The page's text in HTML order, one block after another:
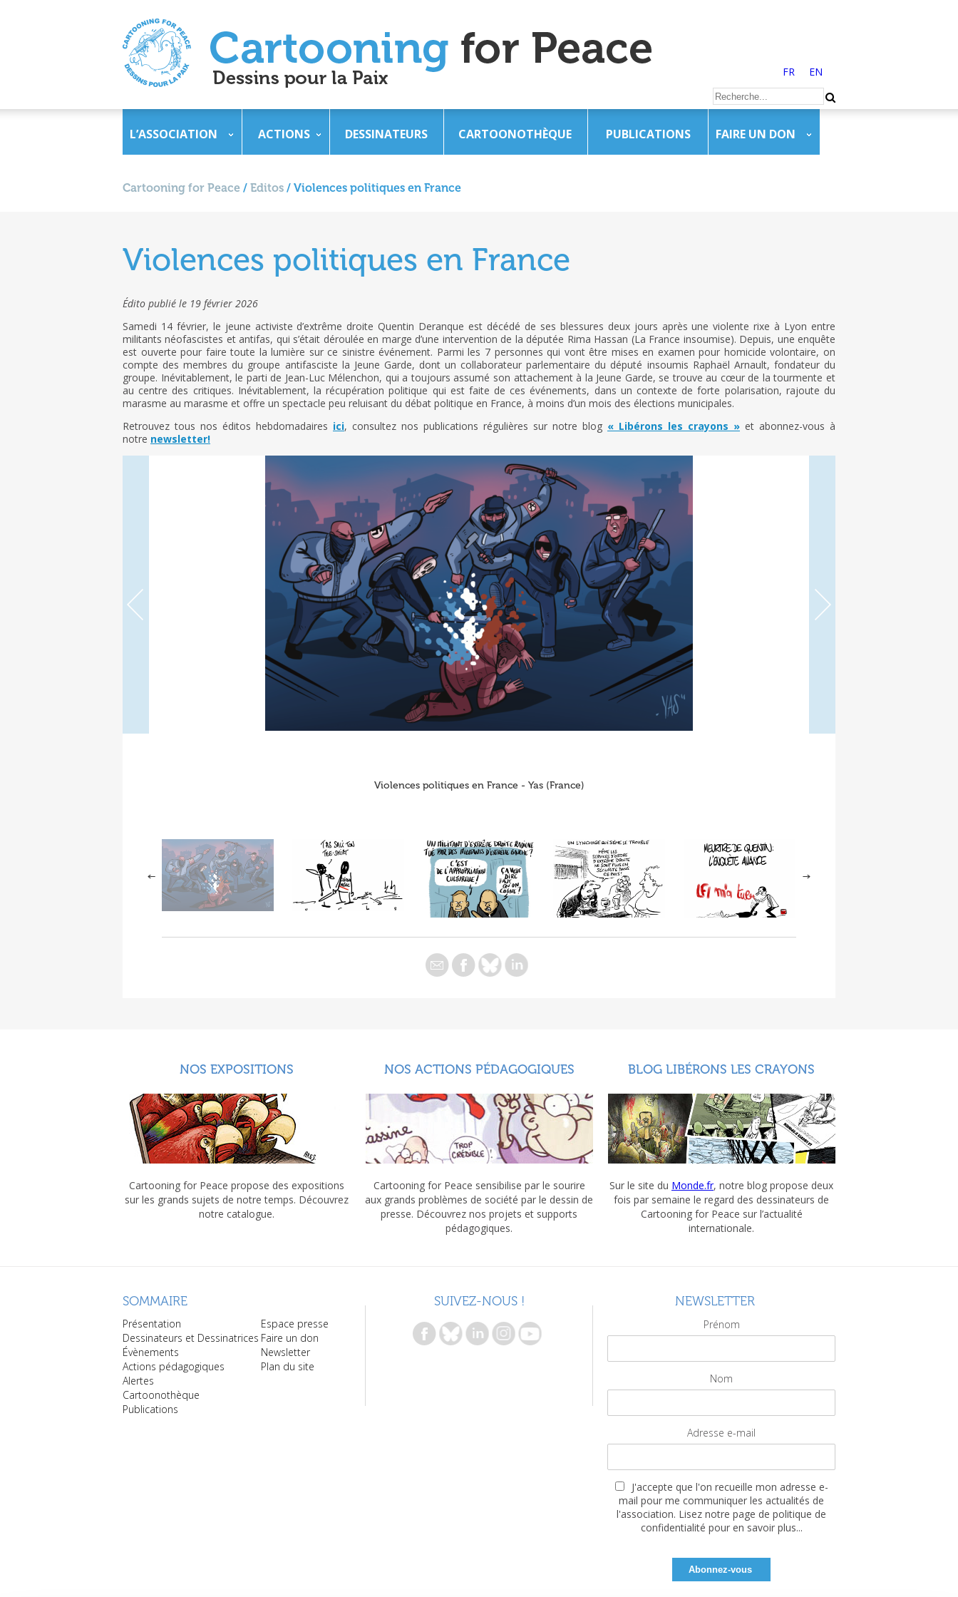
FR EN
L’ASSOCIATION ACTIONS DESSINATEURS CARTOONOTHÈQUE PUBLICATIONS FAIRE UN DON
Cartooning for Peace / Editos / Violences politiques en France
Violences politiques en France
Édito publié le 19 février 2026
Samedi 14 février, le jeune activiste d’extrême droite Quentin Deranque est décédé de ses blessures deux jours après une violente rixe à Lyon entre
militants néofascistes et antifas, qui s’était déroulée en marge d’une intervention de la députée Rima Hassan (La France insoumise). Depuis, une enquête
est ouverte pour faire toute la lumière sur ce sinistre événement. Parmi les 7 personnes qui vont être mises en examen pour homicide volontaire, on
compte des membres du groupe antifasciste la Jeune Garde, dont un collaborateur parlementaire du député insoumis Raphaël Arnault, fondateur du
groupe. Inévitablement, le parti de Jean-Luc Mélenchon, qui a toujours assumé son attachement à la Jeune Garde, se trouve au cœur de la tourmente et
au centre des critiques. Inévitablement, la récupération politique qui est faite de ces événements, dans un contexte de forte polarisation, rajoute du
marasme au marasme et offre un spectacle peu reluisant du débat politique en France, à moins d’un mois des élections municipales.
Retrouvez tous nos éditos hebdomadaires ici, consultez nos publications régulières sur notre blog « Libérons les crayons » et abonnez-vous à
notre newsletter!
Violences politiques en France - Yas (France)
NOS EXPOSITIONS
Cartooning for Peace propose des expositions
sur les grands sujets de notre temps. Découvrez
notre catalogue.
NOS ACTIONS PÉDAGOGIQUES
Cartooning for Peace sensibilise par le sourire
aux grands problèmes de société par le dessin de
presse. Découvrez nos projets et supports
pédagogiques.
BLOG LIBÉRONS LES CRAYONS
Sur le site du Monde.fr, notre blog propose deux
fois par semaine le regard des dessinateurs de
Cartooning for Peace sur l’actualité
internationale.
SOMMAIRE
Présentation
Dessinateurs et Dessinatrices
Évènements
Actions pédagogiques
Alertes
Cartoonothèque
Publications
Espace presse
Faire un don
Newsletter
Plan du site
SUIVEZ-NOUS ! NEWSLETTER
Prénom
Nom
Adresse e-mail
J'accepte que l'on recueille mon adresse e-
mail pour me communiquer les actualités de
l'association. Lisez notre page de politique de
confidentialité pour en savoir plus...